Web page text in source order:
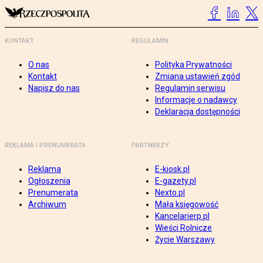
KONTAKT
O nas
Kontakt
Napisz do nas
REGULAMIN
Polityka Prywatności
Zmiana ustawień zgód
Regulamin serwisu
Informacje o nadawcy
Deklaracja dostępności
REKLAMA I PRENUMERATA
Reklama
Ogłoszenia
Prenumerata
Archiwum
PARTNERZY
E-kiosk.pl
E-gazety.pl
Nexto.pl
Mała księgowość
Kancelarierp.pl
Wieści Rolnicze
Życie Warszawy